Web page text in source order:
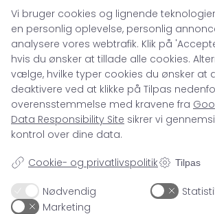
kontakt@asento.dk
Vi bruger cookies og lignende
en personlig oplevelse, personlig
analysere vores webtrafik. Klik på
hvis du ønsker at tillade alle cookies.
vælge, hvilke typer cookies du ønsker at
deaktivere ved at klikke på Tilpas
overensstemmelse med kravene fra
Data Responsibility Site sikrer vi
kontrol over dine data.
Cookie- og privatlivspolitik Tilpas
Nødvendig
Marketing